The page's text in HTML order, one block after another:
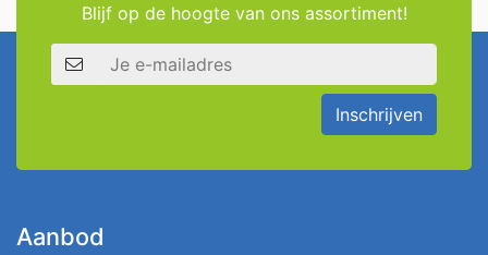
Blijf op de hoogte van ons assortiment!
E-mailadres
Inschrijven
Aanbod